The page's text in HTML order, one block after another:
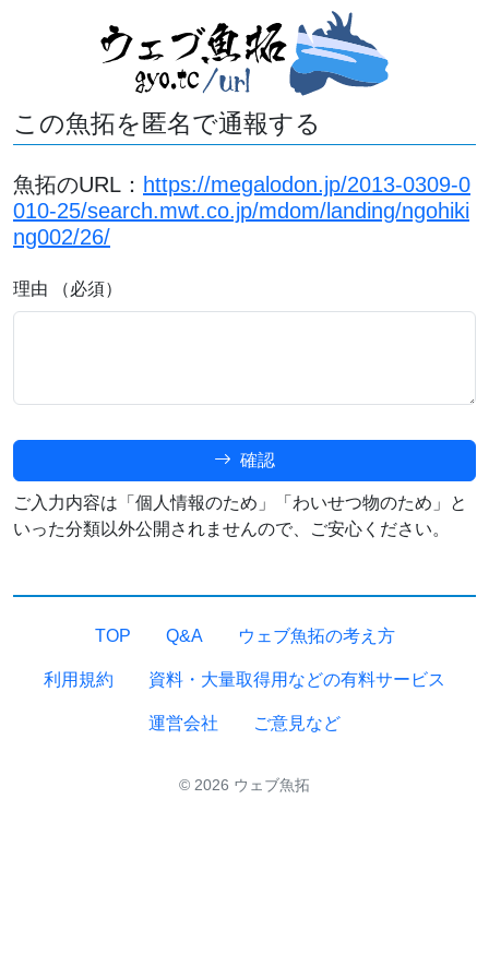
この魚拓を匿名で通報する
魚拓のURL： https://megalodon.jp/2013-0309-0
010-25/search.mwt.co.jp/mdom/landing/ngohiki
ng002/26/
理由 （必須）
確認
ご入力内容は「個人情報のため」「わいせつ物のため」と
いった分類以外公開されませんので、ご安心ください。
TOP Q&A ウェブ魚拓の考え方
利用規約 資料・大量取得用などの有料サービス
運営会社 ご意見など
© 2026 ウェブ魚拓